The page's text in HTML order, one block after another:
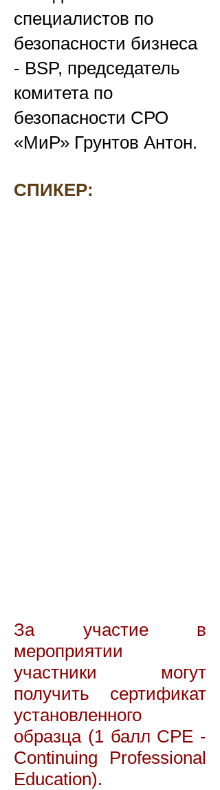
специалистов по
безопасности бизнеса
- BSP, председатель
комитета по
безопасности СРО
«МиР» Грунтов Антон.
СПИКЕР:
За участие в
мероприятии
участники могут
получить сертификат
установленного
образца (1 балл CPE -
Continuing Professional
Education).